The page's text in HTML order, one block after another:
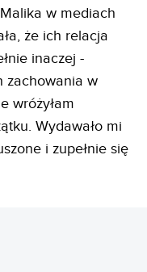
w mediach
że ich relacja
inaczej -
zachowania w
wróżyłam
Wydawało mi
i zupełnie się